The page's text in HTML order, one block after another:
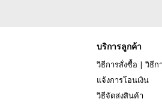
บริการลูกค้า
วิธีการสั่งซื้อ | วิธีก
แจ้งการโอนเงิน
วิธีจัดส่งสินค้า